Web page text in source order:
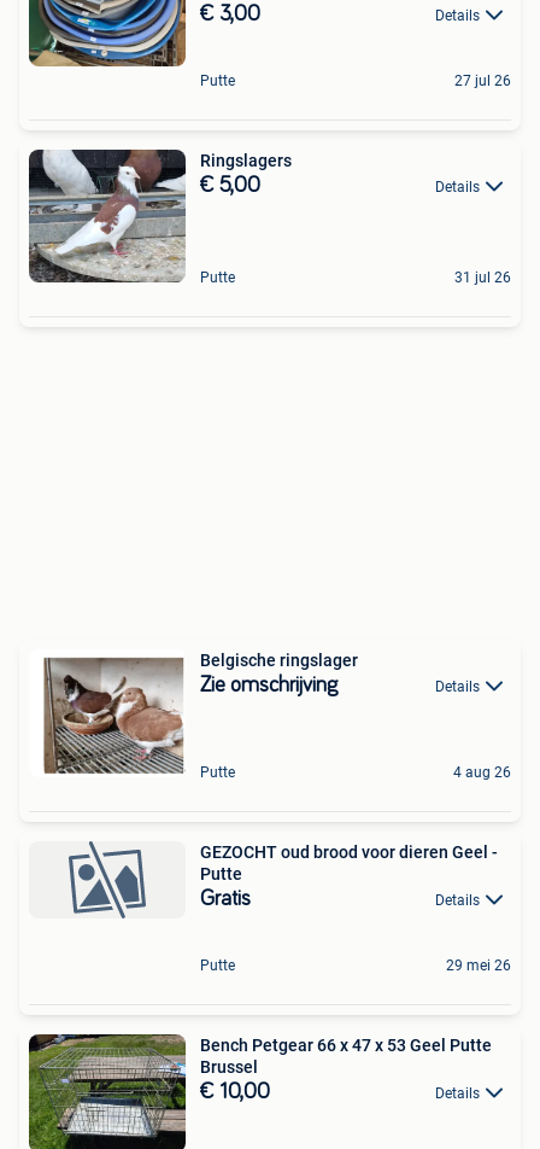
€ 3,00 Details
Putte 27 jul 26
Ringslagers
€ 5,00 Details
Putte 31 jul 26
Belgische ringslager
Zie omschrijving Details
Putte 4 aug 26
GEZOCHT oud brood voor dieren Geel -
Putte
Gratis Details
Putte 29 mei 26
Bench Petgear 66 x 47 x 53 Geel Putte
Brussel
€ 10,00 Details